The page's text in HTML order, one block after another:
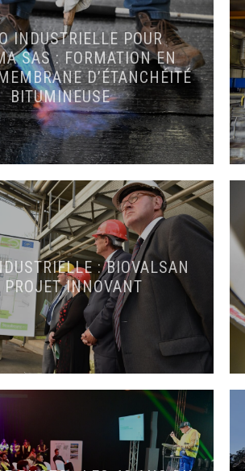
INDUSTRIELLE POUR
SAS : FORMATION EN
D’ÉTANCHÉITÉ
BITUMINEUSE
: BIOVALSAN
PROJET INNOVANT